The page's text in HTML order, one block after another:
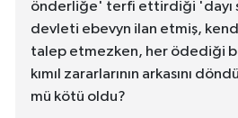
önderliğe' terfi ettirdiği 'dayı
devleti ebevyn ilan etmiş,
talep etmezken, her ödediği
kımıl zararlarının arkasını
mü kötü oldu?